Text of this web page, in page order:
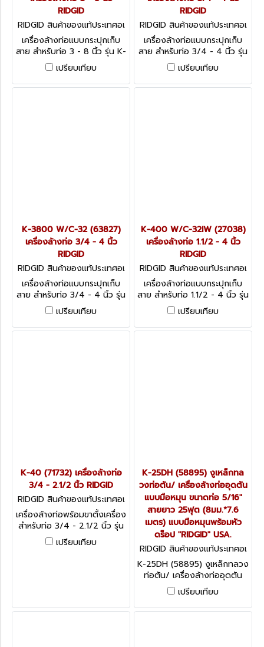
RIDGID
RIDGID สินค้าของแท้ประเทศอเ
มริกา K-750 W/C-100 (4421
2)
เครื่องล้างท่อแบบกระปุกเก็บ
สาย สำหรับท่อ 3 - 8 นิ้ว รุ่น K-
750
เปรียบเทียบ
RIDGID
RIDGID สินค้าของแท้ประเทศอเ
มริกา K-3800 W/C-45 (638
22)
เครื่องล้างท่อแบบกระปุกเก็บ
สาย สำหรับท่อ 3/4 - 4 นิ้ว รุ่น
K-3800 W/C-45 (63822)
เปรียบเทียบ
K-3800 W/C-32 (63827)
เครื่องล้างท่อ 3/4 - 4 นิ้ว
RIDGID
RIDGID สินค้าของแท้ประเทศอเ
มริกา K-3800 W/C-32 (638
27)
เครื่องล้างท่อแบบกระปุกเก็บ
สาย สำหรับท่อ 3/4 - 4 นิ้ว รุ่น
K-3800 W/C-32 (63827)
เปรียบเทียบ
K-400 W/C-32IW (27038)
เครื่องล้างท่อ 1.1/2 - 4 นิ้ว
RIDGID
RIDGID สินค้าของแท้ประเทศอเ
มริกา K-400 W/C-32IW (27
038)
เครื่องล้างท่อแบบกระปุกเก็บ
สาย สำหรับท่อ 1.1/2 - 4 นิ้ว รุ่น
K-400
เปรียบเทียบ
K-40 (71732) เครื่องล้างท่อ
3/4 - 2.1/2 นิ้ว RIDGID
RIDGID สินค้าของแท้ประเทศอเ
มริกา K-40 (71732)
เครื่องล้างท่อพร้อมขาตั้งเครื่อง
สำหรับท่อ 3/4 - 2.1/2 นิ้ว รุ่น
K-40
เปรียบเทียบ
K-25DH (58895) งูเหล็กทล
วงท่อตัน/ เครื่องล้างท่ออุดตัน
แบบมือหมุน ขนาดท่อ 5/16"
สายยาว 25ฟุต (8มม.*7.6
เมตร) แบบมือหมุนพร้อมหัว
ดร็อป "RIDGID" USA.
RIDGID สินค้าของแท้ประเทศอเ
มริกา K-25-DH (58895)
K-25DH (58895) งูเหล็กทลวง
ท่อตัน/ เครื่องล้างท่ออุดตัน
แบบมือหมุน ขนาดท่อ 5/16"
สายยาว 25ฟุต (8มม.*7.6
เมตร) แบบมือหมุนพร้อมหัว
เปรียบเทียบ